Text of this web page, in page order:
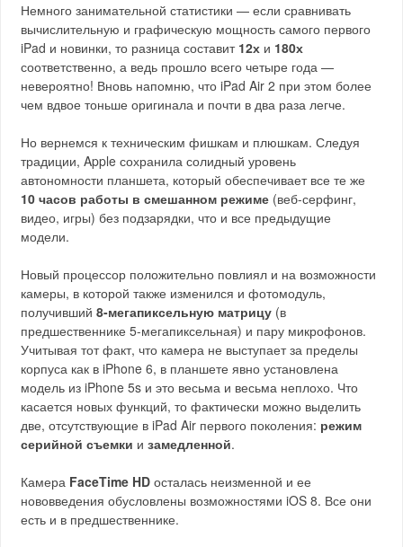
Немного занимательной статистики — если сравнивать
вычислительную и графическую мощность самого первого
iPad и новинки, то разница составит 12х и 180х
соответственно, а ведь прошло всего четыре года —
невероятно! Вновь напомню, что iPad Air 2 при этом более
чем вдвое тоньше оригинала и почти в два раза легче.
Но вернемся к техническим фишкам и плюшкам. Следуя
традиции, Apple сохранила солидный уровень
автономности планшета, который обеспечивает все те же
10 часов работы в смешанном режиме (веб-серфинг,
видео, игры) без подзарядки, что и все предыдущие
модели.
Новый процессор положительно повлиял и на возможности
камеры, в которой также изменился и фотомодуль,
получивший8-мегапиксельную матрицу (в
предшественнике 5-мегапиксельная) и пару микрофонов.
Учитывая тот факт, что камера не выступает за пределы
корпуса как в iPhone 6, в планшете явно установлена
модель из iPhone 5s и это весьма и весьма неплохо. Что
касается новых функций, то фактически можно выделить
две, отсутствующие в iPad Air первого поколения: режим
серийной съемки изамедленной.
Камера FaceTime HD осталась неизменной и ее
нововведения обусловлены возможностями iOS 8. Все они
есть и в предшественнике.